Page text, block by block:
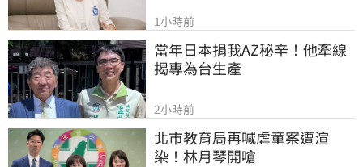
1小時前
當年日本捐我AZ秘辛！他牽線
揭專為台生產
2小時前
北市教育局再喊虐童案遭渲
染！林月琴開嗆